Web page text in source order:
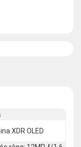
XDR OLED